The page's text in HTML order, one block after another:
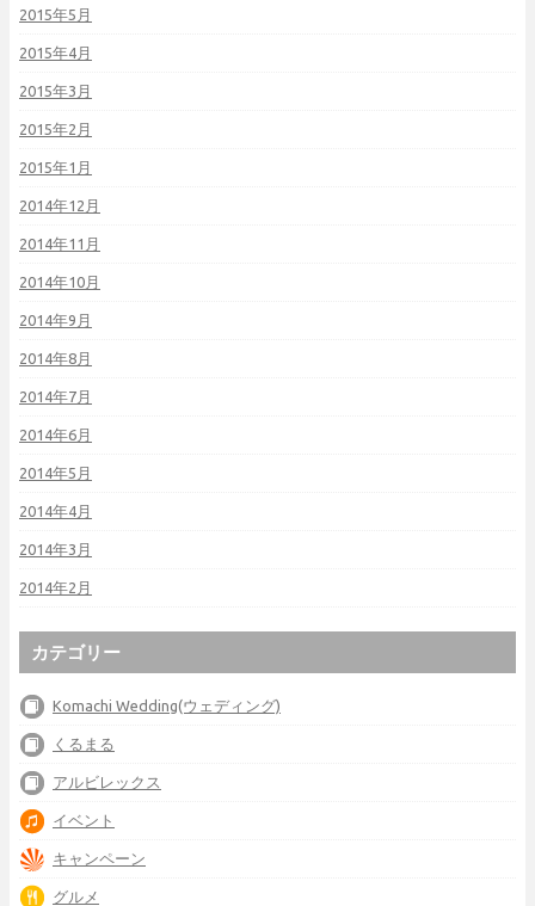
2015年5月
2015年4月
2015年3月
2015年2月
2015年1月
2014年12月
2014年11月
2014年10月
2014年9月
2014年8月
2014年7月
2014年6月
2014年5月
2014年4月
2014年3月
2014年2月
カテゴリー
Komachi Wedding(ウェディング)
くるまる
アルビレックス
イベント
キャンペーン
グルメ